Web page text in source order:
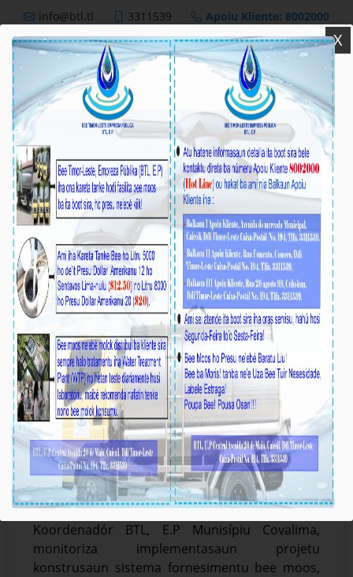
info@btl.tl 3311539 Apoiu Kliente: 8002000
BTL,E.P
Nutisia
𝑩𝑻𝑳, 𝑬.𝑷: 𝑷𝒓𝒐𝒋𝒆𝒕𝒖 𝑲𝒐𝒏𝒔𝒕𝒓𝒖𝒔𝒂𝒖𝒏 𝑺𝒊𝒔𝒕𝒆𝒎𝒂 𝑭𝒐𝒓𝒏𝒆𝒔𝒊𝒎𝒆𝒏𝒕𝒖
𝑩𝒆𝒆 𝑴𝒐𝒐𝒔 𝒊𝒉𝒂 𝑷𝑨 𝑭𝒂𝒕𝒖𝒍𝒖𝒍𝒊𝒌 𝑨𝒕𝒊𝒏𝒋𝒊 𝒐𝒏𝒂 75%
Média_BTL, E.P 27-Febreiru-2026
Covalima, 27 Fevereiru 2026. Diretór DEI BTL,
E.P, João da Cruz Cardoso ho Jestór
Infraestrutura BTL, E.P hamutuk ho
Koordenadór BTL, E.P Munisípiu Covalima,
monitoriza implementasaun projetu
konstrusaun sistema fornesimentu bee moos,
X